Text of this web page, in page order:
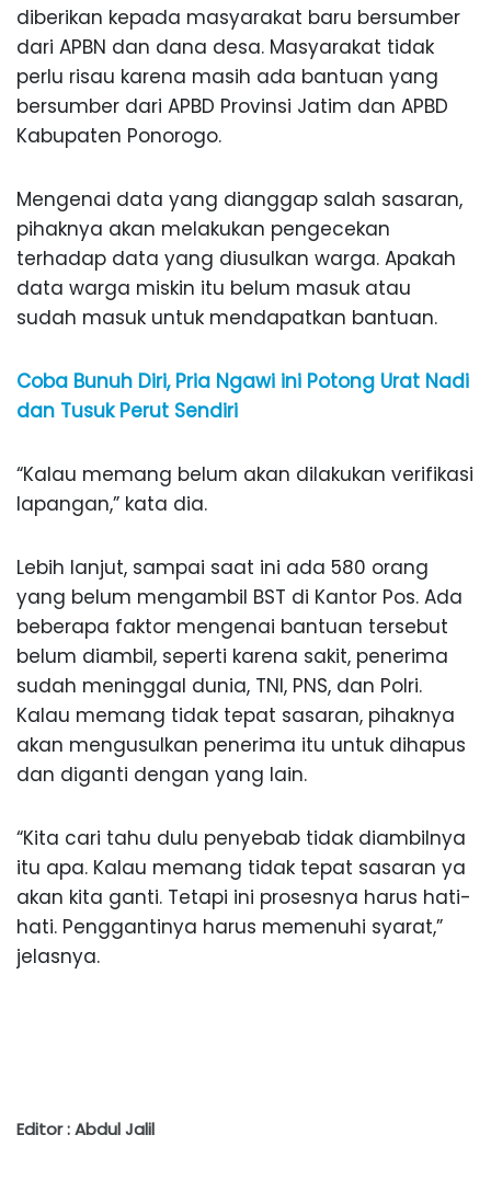
diberikan kepada masyarakat baru bersumber
dari APBN dan dana desa. Masyarakat tidak
perlu risau karena masih ada bantuan yang
bersumber dari APBD Provinsi Jatim dan APBD
Kabupaten Ponorogo.
Mengenai data yang dianggap salah sasaran,
pihaknya akan melakukan pengecekan
terhadap data yang diusulkan warga. Apakah
data warga miskin itu belum masuk atau
sudah masuk untuk mendapatkan bantuan.
Coba Bunuh Diri, Pria Ngawi ini Potong Urat Nadi
dan Tusuk Perut Sendiri
“Kalau memang belum akan dilakukan verifikasi
lapangan,” kata dia.
Lebih lanjut, sampai saat ini ada 580 orang
yang belum mengambil BST di Kantor Pos. Ada
beberapa faktor mengenai bantuan tersebut
belum diambil, seperti karena sakit, penerima
sudah meninggal dunia, TNI, PNS, dan Polri.
Kalau memang tidak tepat sasaran, pihaknya
akan mengusulkan penerima itu untuk dihapus
dan diganti dengan yang lain.
“Kita cari tahu dulu penyebab tidak diambilnya
itu apa. Kalau memang tidak tepat sasaran ya
akan kita ganti. Tetapi ini prosesnya harus hati-
hati. Penggantinya harus memenuhi syarat,”
jelasnya.
Editor : Abdul Jalil